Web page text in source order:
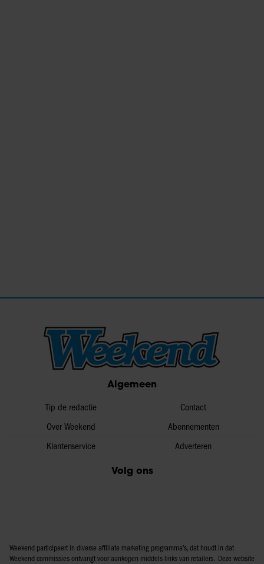
Algemeen
Tip de redactie
Over Weekend
Klantenservice
Contact
Abonnementen
Adverteren
Volg ons
Weekend participeert in diverse affiliate marketing programma’s, dat houdt in dat
Weekend commissies ontvangt voor aankopen middels links van retailers. Deze website